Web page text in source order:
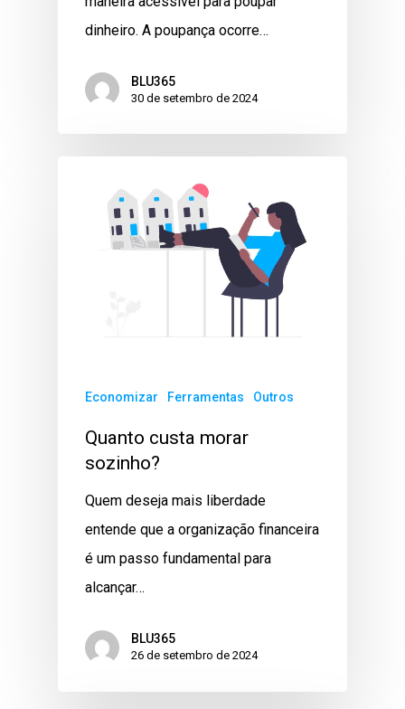
dinheiro. A poupança ocorre…
BLU365
30 de setembro de 2024
Economizar Ferramentas Outros
Quanto custa morar
sozinho?
Quem deseja mais liberdade
entende que a organização financeira
é um passo fundamental para
alcançar…
BLU365
26 de setembro de 2024